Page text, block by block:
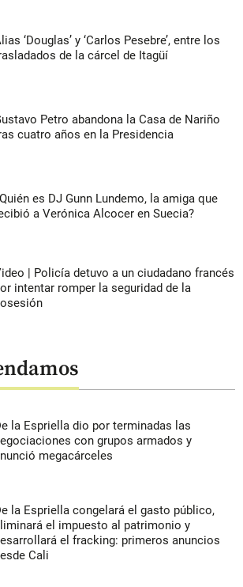
‘Douglas’ y ‘Carlos Pesebre’, entre los
de la cárcel de Itagüí
Petro abandona la Casa de Nariño
cuatro años en la Presidencia
es DJ Gunn Lundemo, la amiga que
a Verónica Alcocer en Suecia?
| Policía detuvo a un ciudadano francés
intentar romper la seguridad de la
la Espriella dio por terminadas las
con grupos armados y
megacárceles
la Espriella congelará el gasto público,
el impuesto al patrimonio y
el fracking: primeros anuncios
Cali